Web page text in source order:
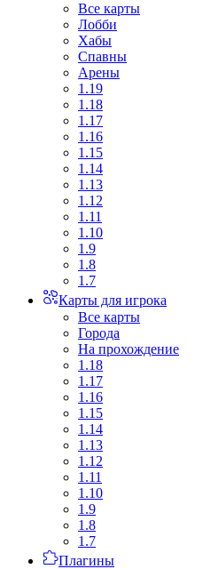
Все карты
Лобби
Хабы
Спавны
Арены
1.19
1.18
1.17
1.16
1.15
1.14
1.13
1.12
1.11
1.10
1.9
1.8
1.7
Карты для игрока
Все карты
Города
На прохождение
1.18
1.17
1.16
1.15
1.14
1.13
1.12
1.11
1.10
1.9
1.8
1.7
Плагины